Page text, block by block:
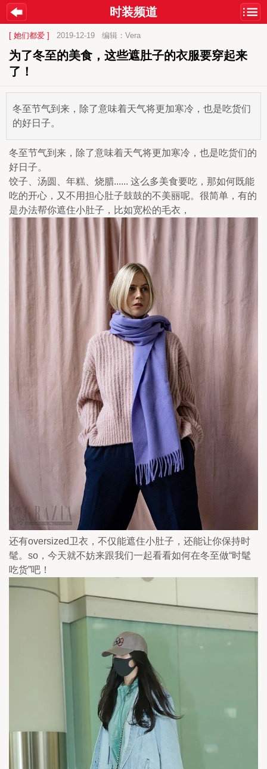
时装频道
[ 她们都爱 ] 2019-12-19 编辑：Vera
为了冬至的美食，这些遮肚子的衣服要穿起来
了！
冬至节气到来，除了意味着天气将更加寒冷，也是吃货们
的好日子。
冬至节气到来，除了意味着天气将更加寒冷，也是吃货们的
好日子。
饺子、汤圆、年糕、烧腊...... 这么多美食要吃，那如何既能
吃的开心，又不用担心肚子鼓鼓的不美丽呢。很简单，有的
是办法帮你遮住小肚子，比如宽松的毛衣，
还有oversized卫衣，不仅能遮住小肚子，还能让你保持时
髦。so，今天就不妨来跟我们一起看看如何在冬至做“时髦
吃货”吧！